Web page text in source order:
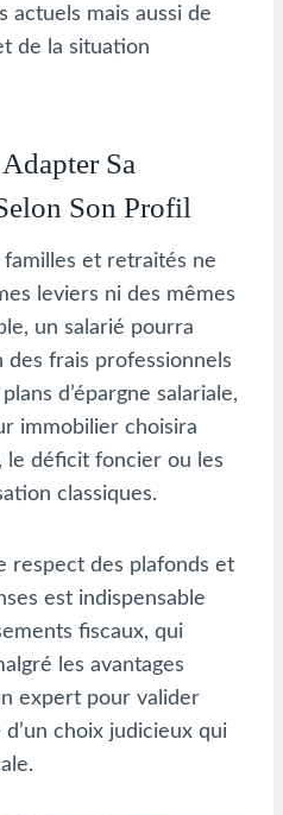
actuels mais aussi de
de la situation
Sa
Son Profil
familles et retraités ne
leviers ni des mêmes
un salarié pourra
frais professionnels
d’épargne salariale,
immobilier choisira
le déficit foncier ou les
classiques.
respect des plafonds et
est indispensable
fiscaux, qui
les avantages
expert pour valider
choix judicieux qui